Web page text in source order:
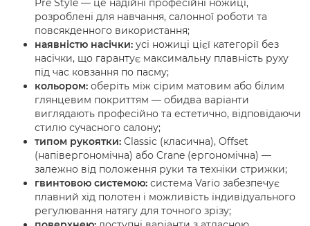
Pre Style — це надійні професійні ножиці,
розроблені для навчання, салонної роботи та
повсякденного використання;
наявністю насічки: усі ножиці цієї категорії без
насічки, що гарантує максимальну плавність руху
під час ковзання по пасму;
кольором: оберіть між сірим матовим або білим
глянцевим покриттям — обидва варіанти
виглядають професійно та естетично, відповідаючи
стилю сучасного салону;
типом рукоятки: Classic (класична), Offset
(напівергономічна) або Crane (ергономічна) —
залежно від положення руки та техніки стрижки;
гвинтовою системою: система Vario забезпечує
плавний хід полотен і можливість індивідуального
регулювання натягу для точного зрізу;